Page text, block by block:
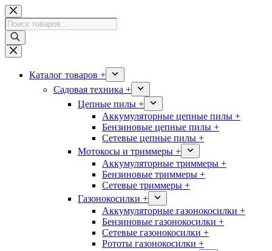
Перейти
к
сути
Поиск
товаров
Каталог товаров +
Садовая техника +
Цепные пилы +
Аккумуляторные цепные пилы +
Бензиновые цепные пилы +
Сетевые цепные пилы +
Мотокосы и триммеры +
Аккумуляторные триммеры +
Бензиновые триммеры +
Сетевые триммеры +
Газонокосилки +
Аккумуляторные газонокосилки +
Бензиновые газонокосилки +
Сетевые газонокосилки +
Рототы газонокосилки +